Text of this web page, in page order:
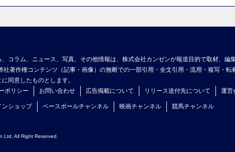
コラム、ニュース、写真、その他情報は、株式会社カンゼンが報道目的で取材、編
著作権コンテンツ（記事・画像）の無断での一部引用・全文引用・流用・複写・転
同意したものとします。
ポリシー お問い合わせ 広告掲載について リリース送付先について 運営
ンショップ ベースボールチャンネル 映画チャンネル 競馬チャンネル
Ltd. All Right Reserved.